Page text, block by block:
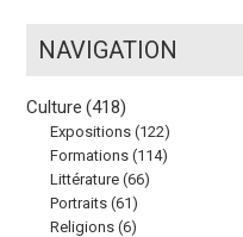
NAVIGATION
Culture (418)
Expositions (122)
Formations (114)
Littérature (66)
Portraits (61)
Religions (6)